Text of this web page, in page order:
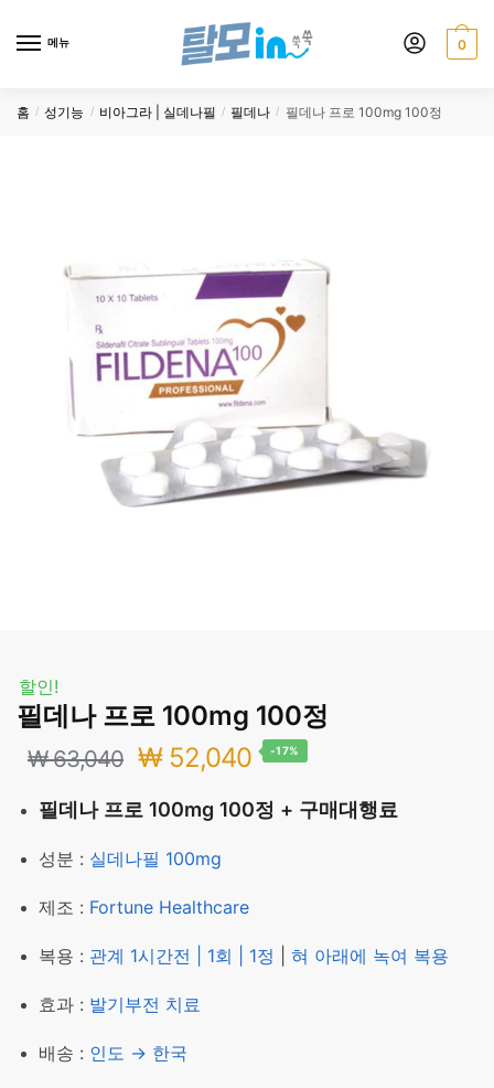
메뉴 0
홈 / 성기능 / 비아그라 | 실데나필 / 필데나 / 필데나 프로 100mg 100정
할인!
필데나 프로 100mg 100정
₩63,040 원
래
₩ 63,040.
₩52,040현
재
-17%
필데나 프로 100mg 100정 + 구매대행료
성분 : 실데나필 100mg
제조 : Fortune Healthcare
복용 : 관계 1시간전 | 1회 | 1정 혀 아래에 녹여 복용
효과 : 발기부전 치료
배송 : 인도 → 한국